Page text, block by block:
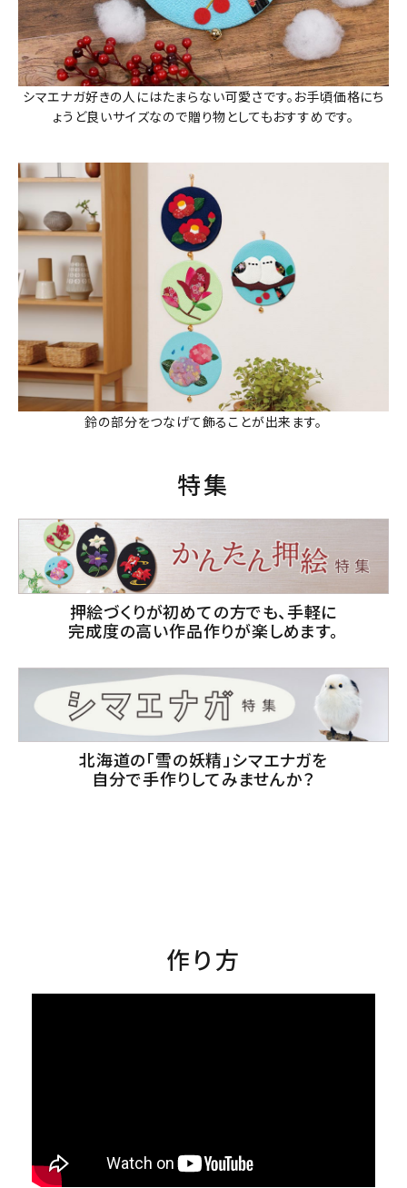
シマエナガ好きの人にはたまらない可愛さです。お手頃価格にち
ょうど良いサイズなので贈り物としてもおすすめです。
鈴の部分をつなげて飾ることが出来ます。
特集
押絵づくりが初めての方でも、手軽に
完成度の高い作品作りが楽しめます。
北海道の「雪の妖精」シマエナガを
自分で手作りしてみませんか？
作り方